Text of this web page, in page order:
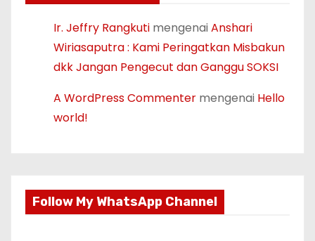
Ir. Jeffry Rangkuti mengenaiAnshari
Wiriasaputra : Kami Peringatkan Misbakun
dkk Jangan Pengecut dan Ganggu SOKSI
A WordPress Commenter mengenai Hello
world!
Follow My WhatsApp Channel